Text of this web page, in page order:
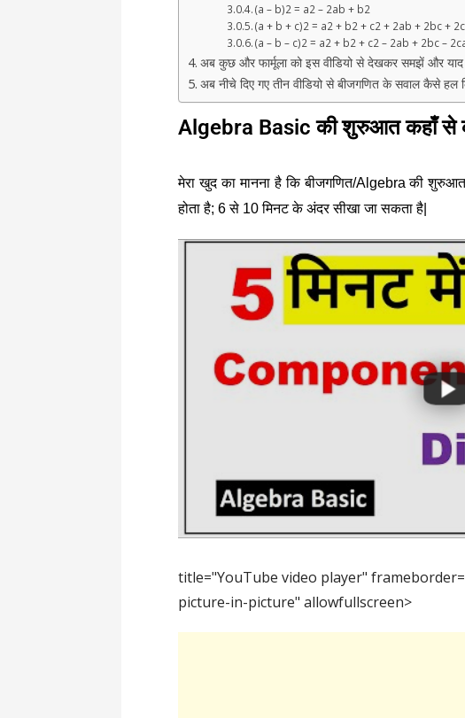
(a – b)2 = a2 – 2ab + b2
(a + b + c)2 = a2 + b2 + c2 + 2ab + 2bc +
(a – b – c)2 = a2 + b2 + c2 – 2ab + 2bc –
अब कुछ और फार्मूला को इस वीडियो से देखकर समझें और
अब नीचे दिए गए तीन वीडियो से बीजगणित के सवाल कैसे
Algebra Basic की शुरुआत कहाँ से
मेरा खुद का मानना है कि बीजगणित/Algebra की
होता है; 6 से 10 मिनट के अंदर सीखा जा सकता है|
title="YouTube video player"
picture-in-picture" allowfullscreen>